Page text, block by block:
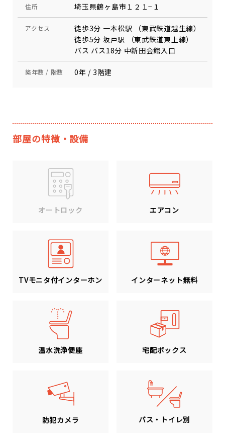
住所 埼玉県鶴ヶ島市１２１−１
アクセス
徒歩3分 一本松駅 （東武鉄道越生線）
徒歩5分 坂戸駅 （東武鉄道東上線）
バス バス18分 中新田会館入口
築年数 / 階数 0年 / 3階建
部屋の特徴・設備
オートロック エアコン
TVモニタ付インターホン インターネット無料
温水洗浄便座 宅配ボックス
防犯カメラ バス・トイレ別